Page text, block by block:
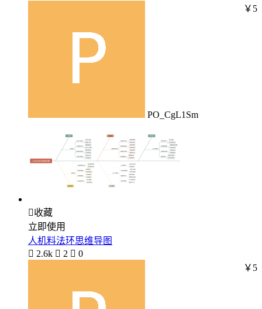
PO_CgL1Sm
￥5
收藏
立即使用
人机料法环思维导图
 2.6k  2  0
￥5